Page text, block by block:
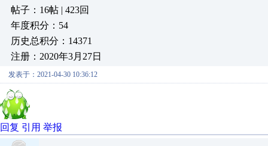
帖子：16帖 | 423回
年度积分：54
历史总积分：14371
注册：2020年3月27日
发表于：2021-04-30 10:36:12
回复 引用 举报